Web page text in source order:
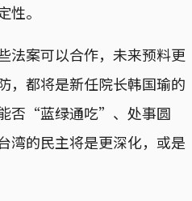
。
法案可以合作，未来预料更
，都将是新任院长韩国瑜的
否“蓝绿通吃”、处事圆
湾的民主将是更深化，或是